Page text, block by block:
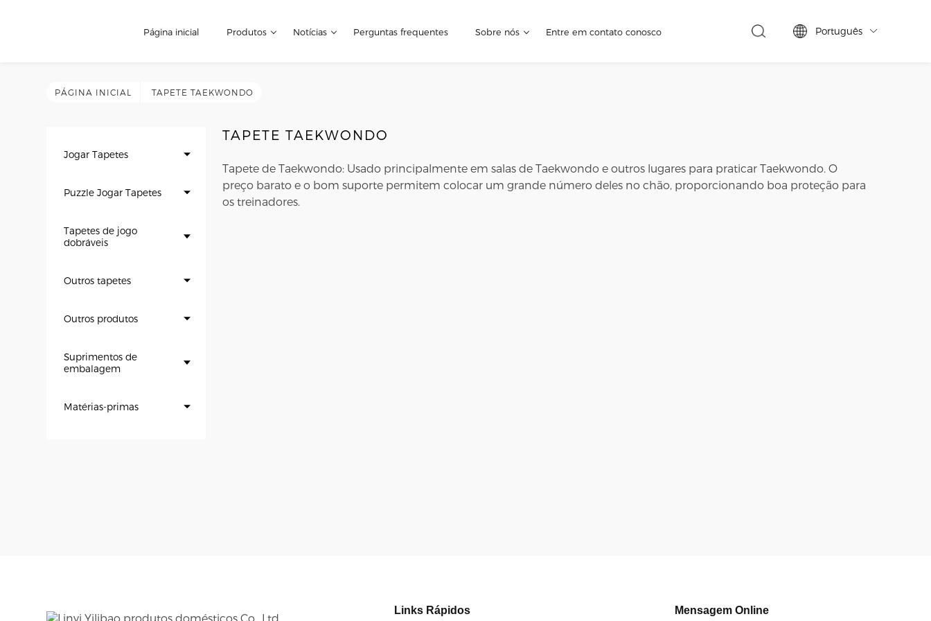
Página inicial Produtos Notícias Perguntas frequentes Sobre nós Entre em contato conosco Português 
PÁGINA INICIAL TAPETE TAEKWONDO
Jogar Tapetes
Puzzle Jogar Tapetes
Tapetes de jogo
dobráveis
Outros tapetes
Outros produtos
Suprimentos de
embalagem
Matérias-primas
TAPETE TAEKWONDO
Tapete de Taekwondo: Usado principalmente em salas de Taekwondo e outros lugares para praticar Taekwondo. O
preço barato e o bom suporte permitem colocar um grande número deles no chão, proporcionando boa proteção para
os treinadores.
Links Rápidos Mensagem Online